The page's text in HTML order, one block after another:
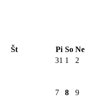
Št Pi So Ne
31 1
2
7 8 9